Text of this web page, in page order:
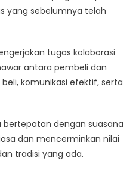
yang sebelumnya telah
tugas kolaborasi
antara pembeli dan
komunikasi efektif, serta
bertepatan dengan suasana
dan mencerminkan nilai
tradisi yang ada.